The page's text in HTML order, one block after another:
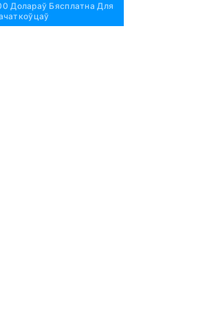
Долараў Бясплатна Для